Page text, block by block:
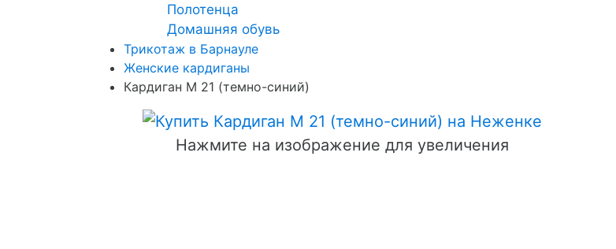
Полотенца
Домашняя обувь
Трикотаж в Барнауле
Женские кардиганы
Кардиган М 21 (темно-синий)
Нажмите на изображение для увеличения